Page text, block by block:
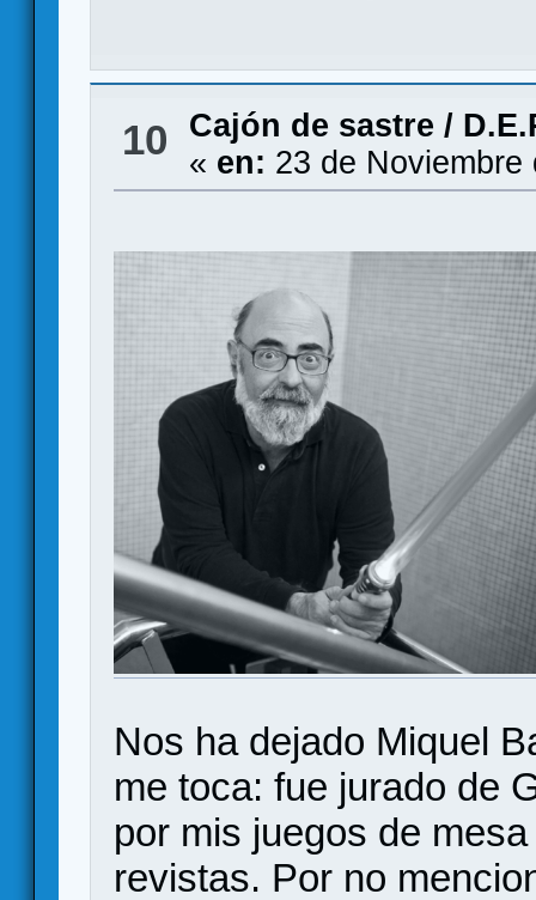
10 Cajón de sastre /
« en: 23 de
Nos ha dejado Miquel
me toca: fue jurado de
por mis juegos de
revistas. Por no